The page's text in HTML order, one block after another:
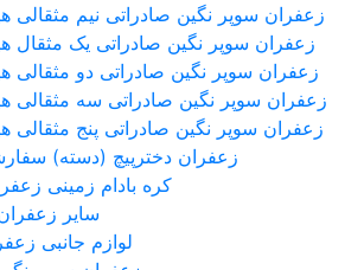
زعفران سوپر نگین صادراتی نیم مثقالی
زعفران سوپر نگین صادراتی یک مثقال
زعفران سوپر نگین صادراتی دو مثقالی
زعفران سوپر نگین صادراتی سه مثقالی
زعفران سوپر نگین صادراتی پنج مثقالی
زعفران دخترپیچ (دسته)
کره بادام زمینی
سایر
لوازم جانبی